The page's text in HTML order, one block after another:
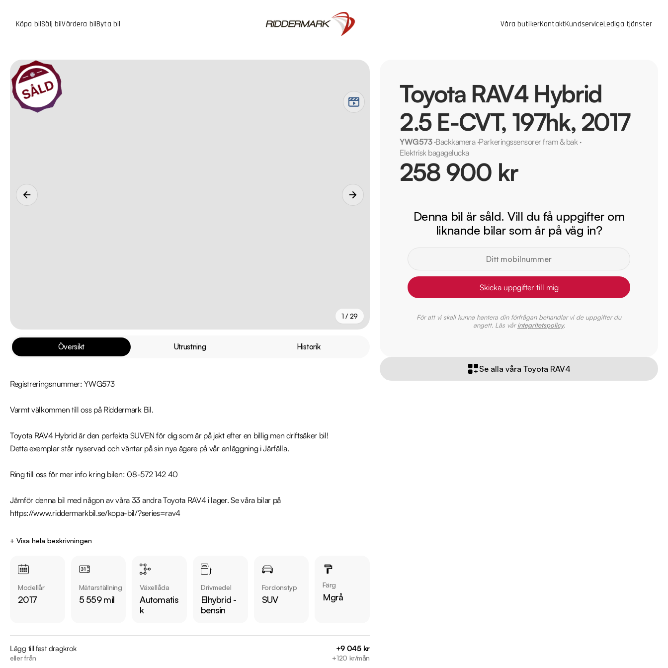
Köpa bilSälj bilVärdera bilByta bil Våra butikerKontaktKundserviceLediga tjänster
1 / 29
Översikt Utrustning Historik
Registreringsnummer: YWG573
Varmt välkommen till oss på Riddermark Bil.
Toyota RAV4 Hybrid är den perfekta SUVEN för dig som är på jakt efter en billig men driftsäker bil!
Detta exemplar står nyservad och väntar på sin nya ägare på vår anläggning i Järfälla.
Ring till oss för mer info kring bilen: 08-572 142 40
Jämför denna bil med någon av våra 33 andra Toyota RAV4 i lager. Se våra bilar på
https://www.riddermarkbil.se/kopa-bil/?series=rav4
Övrig information om bilen:
Vid landsvägskörning är förbrukning endast 5 L/100km
Nyservad 2023-10-30
Denna bil kan köpas med 12-48 mån garanti
2023-10-30 - 5559 mil
+ Visa hela beskrivningen
Modellår
2017
Mätarställning
5 559 mil
Växellåda
Automatis
k
Drivmedel
Elhybrid -
bensin
Fordonstyp
SUV
Färg
Mgrå
Lägg till fast dragkrok
eller från
+9 045 kr
+120 kr/mån
Toyota RAV4 Hybrid
2.5 E-CVT, 197hk, 2017
YWG573·Backkamera·Parkeringssensorer fram & bak·
Elektrisk bagagelucka
258 900 kr
Denna bil är såld. Vill du få uppgifter om
liknande bilar som är på väg in?
Skicka uppgifter till mig
För att vi skall kunna hantera din förfrågan behandlar vi de uppgifter du
angett. Läs vårintegritetspolicy.
Se alla våra Toyota RAV4